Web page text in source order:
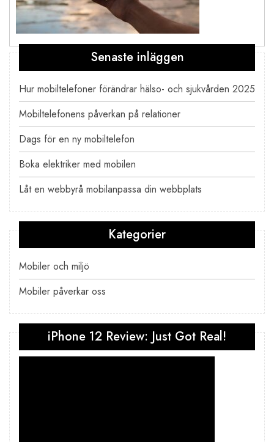
Inläggsnavigering
Senaste inläggen
Hur mobiltelefoner förändrar hälso- och sjukvården 2025
Mobiltelefonens påverkan på relationer
Dags för en ny mobiltelefon
Boka elektriker med mobilen
Låt en webbyrå mobilanpassa din webbplats
Kategorier
Mobiler och miljö
Mobiler påverkar oss
iPhone 12 Review: Just Got Real!